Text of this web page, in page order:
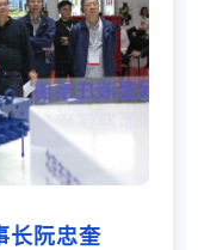
长阮忠奎